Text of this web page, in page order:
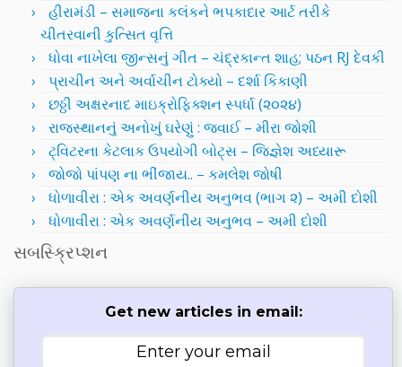
હીરામંડી – સમાજના કલંકને ભપકાદાર આર્ટ તરીકે
ચીતરવાની કુત્સિત વૃત્તિ
ધોવા નાખેલા જીન્સનું ગીત – ચંદ્રકાન્ત શાહ; પઠન RJ દેવકી
પ્રાચીન અને અર્વાચીન ટોક્યો – દર્શા કિકાણી
છઠ્ઠી અક્ષરનાદ માઇક્રોફિક્શન સ્પર્ધા (૨૦૨૪)
રાજસ્થાનનું અનોખું ઘરેણું : જવાઈ – મીરા જોશી
ટ્વિટરના કેટલાક ઉપયોગી બોટ્સ – જિજ્ઞેશ અધ્યારૂ
જોજો પાંપણ ના ભીંજાય.. – કમલેશ જોષી
ધોળાવીરા : એક અવર્ણનીય અનુભવ (ભાગ ૨) – અમી દોશી
ધોળાવીરા : એક અવર્ણનીય અનુભવ – અમી દોશી
સબસ્ક્રિપ્શન
Get new articles in email: